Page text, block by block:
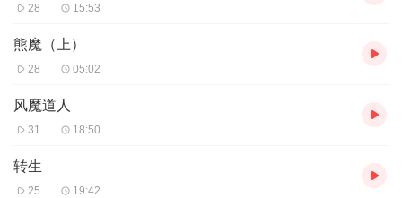
28 15:53
熊魔（上）
28 05:02
风魔道人
31 18:50
转生
25 19:42